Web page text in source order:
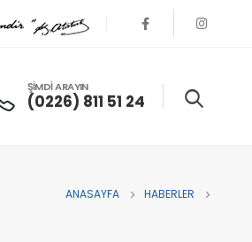
ŞİMDİ ARAYIN
(0226) 811 51 24
ANASAYFA HABERLER